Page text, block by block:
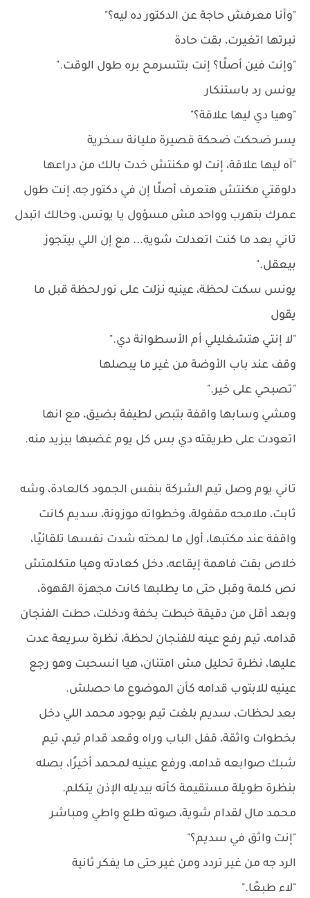
"وأنا معرفش حاجة عن الدكتور ده ليه؟"
نبرتها اتغيرت، بقت حادة
"وإنت فين أصلًا؟ إنت بتتسرمح بره طول الوقت."
يونس رد باستنكار
"وهيا دي ليها علاقة؟"
يسر ضحكت ضحكة قصيرة مليانة سخرية
"آه ليها علاقة، إنت لو مكنتش خدت بالك من دراعها
دلوقتي مكنتش هتعرف أصلًا إن في دكتور جه، إنت طول
عمرك بتهرب وواحد مش مسؤول يا يونس، وحالك اتبدل
تاني بعد ما كنت اتعدلت شوية... مع إن اللي بيتجوز
بيعقل."
يونس سكت لحظة، عينيه نزلت على نور لحظة قبل ما
يقول
"لا إنتي هتشغليلي أم الأسطوانة دي."
وقف عند باب الأوضة من غير ما يبصلها
"تصبحي على خير."
ومشي وسابها واقفة بتبص لطيفة بضيق، مع انها
اتعودت على طريقته دي بس كل يوم غضبها بيزيد منه.
تاني يوم وصل تيم الشركة بنفس الجمود كالعادة، وشه
ثابت، ملامحه مقفولة، وخطواته موزونة، سديم كانت
واقفة عند مكتبها، أول ما لمحته شدت نفسها تلقائيًا،
خلاص بقت فاهمة إيقاعه، دخل كعادته وهيا متكلمتش
نص كلمة وقبل حتى ما يطلبها كانت مجهزة القهوة،
وبعد أقل من دقيقة خبطت بخفة ودخلت، حطت الفنجان
قدامه، تيم رفع عينه للفنجان لحظة، نظرة سريعة عدت
عليها، نظرة تحليل مش امتنان، هيا انسحبت وهو رجع
عينيه للابتوب قدامه كأن الموضوع ما حصلش.
بعد لحظات، سديم بلغت تيم بوجود محمد اللي دخل
بخطوات واثقة، قفل الباب وراه وقعد قدام تيم، تيم
شبك صوابعه قدامه، ورفع عينيه لمحمد أخيرًا، بصله
بنظرة طويلة مستقيمة كأنه بيديله الإذن يتكلم.
محمد مال لقدام شوية، صوته طلع واطي ومباشر
"إنت واثق في سديم؟"
الرد جه من غير تردد ومن غير حتى ما يفكر ثانية
"لاء طبعًا."